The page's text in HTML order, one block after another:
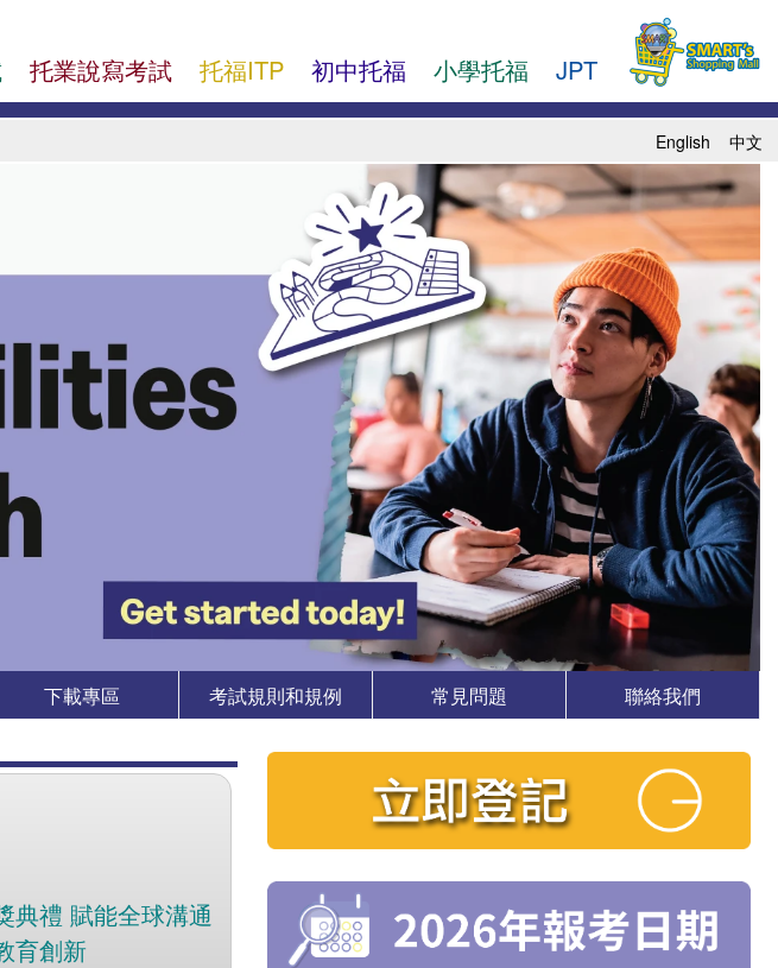
托業說寫考試 托福ITP 初中托福 小學托福 JPT
English 中文
下載專區 考試規則和規例 常見問題 聯絡我們
典禮 賦能全球溝通
育創新